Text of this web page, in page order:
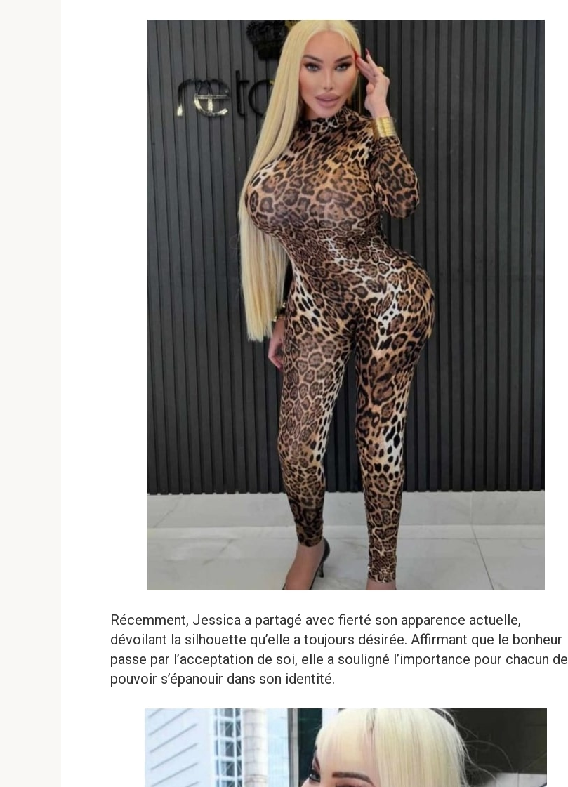
Récemment, Jessica a partagé avec fierté son apparence actuelle,
dévoilant la silhouette qu’elle a toujours désirée. Affirmant que le bonheur
passe par l’acceptation de soi, elle a souligné l’importance pour chacun de
pouvoir s’épanouir dans son identité.